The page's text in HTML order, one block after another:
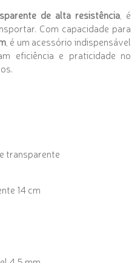
de alta resistência , é
Com capacidade para
, é um acessório indispensável
eficiência e praticidade no
transparente
14 cm